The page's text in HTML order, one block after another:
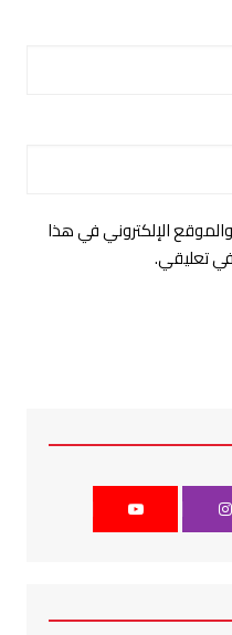
الإلكتروني في هذا
تعليقي.